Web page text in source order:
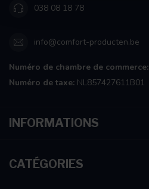
038 08 18 78
info@comfort-producten.be
Numéro de chambre de commerce:
Numéro de taxe: NL857427611B01
INFORMATIONS
CATÉGORIES